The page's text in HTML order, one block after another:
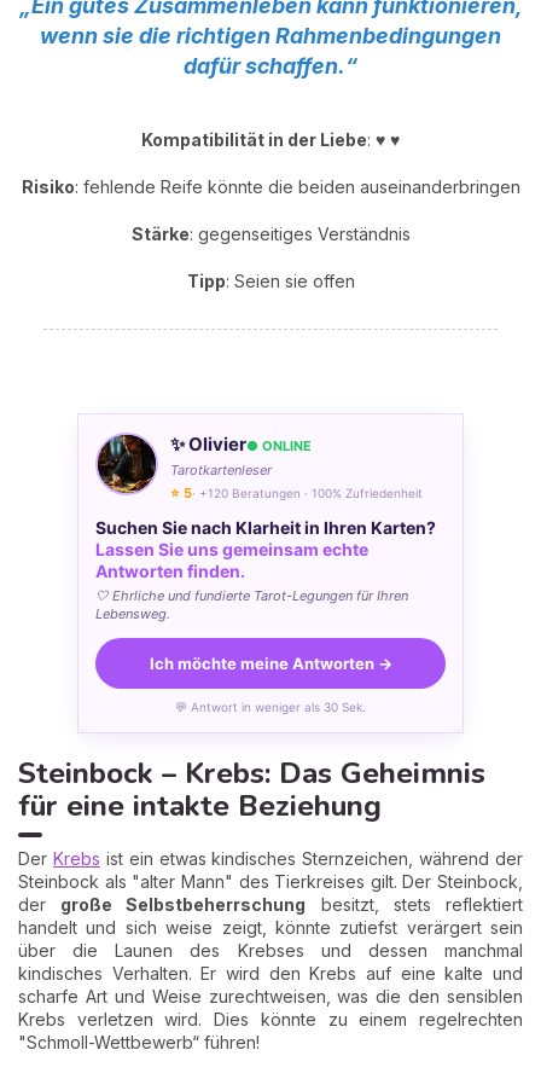
„Ein gutes Zusammenleben kann funktionieren,
wenn sie die richtigen Rahmenbedingungen
dafür schaffen.“
Kompatibilität in der Liebe: ♥ ♥
Risiko: fehlende Reife könnte die beiden auseinanderbringen
Stärke: gegenseitiges Verständnis
Tipp: Seien sie offen
✨ Olivier● ONLINE
Tarotkartenleser
⭐ 5· +120 Beratungen · 100% Zufriedenheit
Suchen Sie nach Klarheit in Ihren Karten?
Lassen Sie uns gemeinsam echte
Antworten finden.
🤍 Ehrliche und fundierte Tarot-Legungen für Ihren
Lebensweg.
Ich möchte meine Antworten →
💬 Antwort in weniger als 30 Sek.
Steinbock – Krebs: Das Geheimnis
für eine intakte Beziehung
Der Krebs ist ein etwas kindisches Sternzeichen, während der
Steinbock als "alter Mann" des Tierkreises gilt. Der Steinbock,
der große Selbstbeherrschung besitzt, stets reflektiert
handelt und sich weise zeigt, könnte zutiefst verärgert sein
über die Launen des Krebses und dessen manchmal
kindisches Verhalten. Er wird den Krebs auf eine kalte und
scharfe Art und Weise zurechtweisen, was die den sensiblen
Krebs verletzen wird. Dies könnte zu einem regelrechten
"Schmoll-Wettbewerb“ führen!